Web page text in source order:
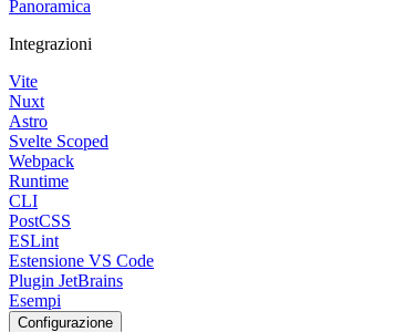
Panoramica
Integrazioni
Vite
Nuxt
Astro
Svelte Scoped
Webpack
Runtime
CLI
PostCSS
ESLint
Estensione VS Code
Plugin JetBrains
Esempi
Configurazione